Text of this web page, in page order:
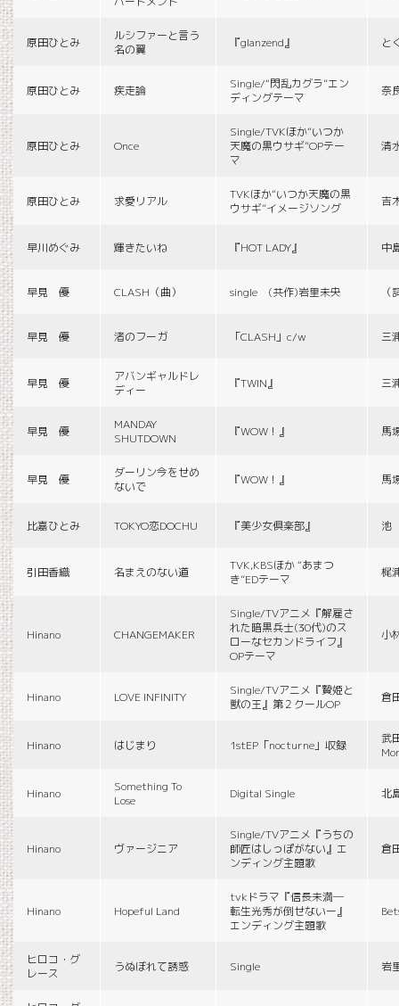
原田ひとみ
ルシファーと言う
名の翼
『glanzend』 と
原田ひとみ 疾走論
Single/“閃乱カグラ”エン
ディングテーマ
奈
原田ひとみ Once
Single/TVKほか“いつか
天魔の黒ウサギ”OPテー
マ
清
原田ひとみ 求愛リアル
TVKほか“いつか天魔の黒
ウサギ”イメージソング
吉
早川めぐみ 輝きたいね 『HOT LADY』 中
早見 優 CLASH（曲） single (共作)岩里未央
早見 優 渚のフーガ 「CLASH」c/w 三
早見 優
アバンギャルドレ
ディー
『TWIN』 三
早見 優
MANDAY
SHUTDOWN
『WOW！』 馬
早見 優
ダーリン今をせめ
ないで
『WOW！』 馬
比嘉ひとみ TOKYO恋DOCHU 『美少女倶楽部』 池
引田香織 名まえのない道
TVK,KBSほか “あまつ
き”EDテーマ
梶
Hinano CHANGEMAKER
Single/TVアニメ『解雇さ
れた暗黒兵士(30代)のス
ローなセカンドライフ』
OPテーマ
小
Hinano LOVE INFINITY
Single/TVアニメ『贄姫と
獣の王』第２クールOP
倉
Hinano はじまり 1stEP「nocturne」収録
武
Hinano
Something To
Lose
Digital Single 北
Hinano ヴァージニア
Single/TVアニメ『うちの
師匠はしっぽがない』エ
ンディング主題歌
倉
Hinano Hopeful Land
tvkドラマ『信長未満―
転生光秀が倒せないー』
エンディング主題歌
ヒロコ・グ
レース
うぬぼれて誘惑 Single 岩